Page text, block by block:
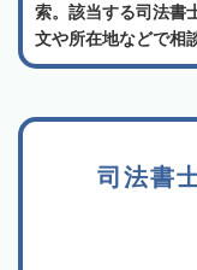
索。該当する司法書
文や所在地などで相
司法書